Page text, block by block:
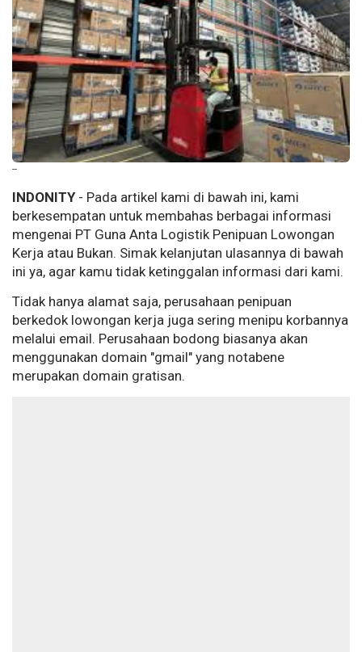
--
INDONITY- Pada artikel kami di bawah ini, kami
berkesempatan untuk membahas berbagai informasi
mengenai PT Guna Anta Logistik Penipuan Lowongan
Kerja atau Bukan. Simak kelanjutan ulasannya di bawah
ini ya, agar kamu tidak ketinggalan informasi dari kami.
Tidak hanya alamat saja, perusahaan penipuan
berkedok lowongan kerja juga sering menipu korbannya
melalui email. Perusahaan bodong biasanya akan
menggunakan domain "gmail" yang notabene
merupakan domain gratisan.